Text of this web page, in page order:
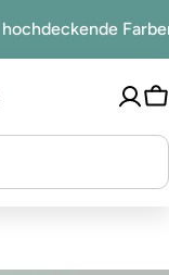
hochdeckende